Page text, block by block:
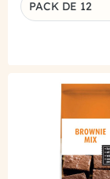
Déclinaison
PACK DE 12